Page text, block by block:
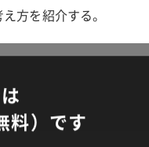
方を紹介する。
料）です